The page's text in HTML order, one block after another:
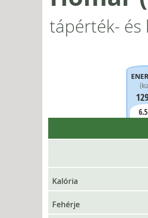
tápérték- és
(
6.5
Kalória
Fehérje